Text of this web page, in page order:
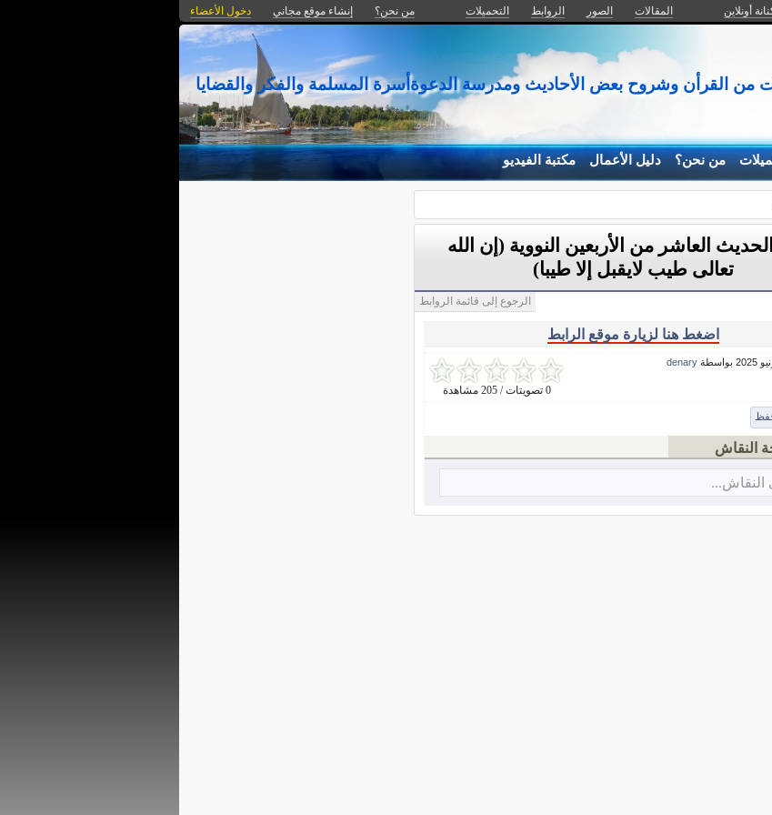
أونلاين المقالات الصور الروابط التحميلات من نحن؟ إنشاء موقع مجاني دخول الأعضاء
القرأن وشروح بعض الأحاديث ومدرسة الدعوةأسرة المسلمة والفكر والقضايا
من نحن؟ دليل الأعمال مكتبة الفيديو
العاشر من الأربعين النووية (إن الله
تعالى طيب لايقبل إلا طيبا)
الرجوع إلى قائمة الروابط
اضغط هنا لزيارة موقع الرابط
0 تصويتات / 205 مشاهدة
denary
النقاش